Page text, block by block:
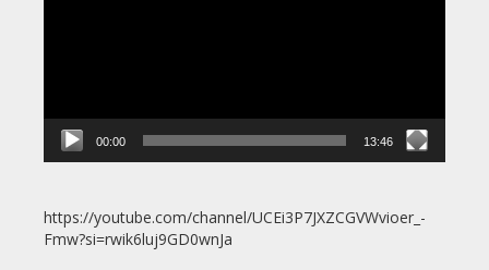
00:00 13:46
https://youtube.com/channel/UCEi3P7JXZCGVWvioer_-
Fmw?si=rwik6luj9GD0wnJa